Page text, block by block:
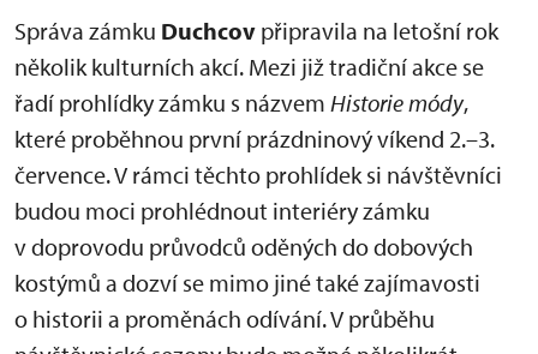
Správa zámku Duchcov připravila na letošní rok
několik kulturních akcí. Mezi již tradiční akce se
řadí prohlídky zámku s názvem Historie módy,
které proběhnou první prázdninový víkend 2.–3.
července. V rámci těchto prohlídek si návštěvníci
budou moci prohlédnout interiéry zámku
v doprovodu průvodců oděných do dobových
kostýmů a dozví se mimo jiné také zajímavosti
o historii a proměnách odívání. V průběhu